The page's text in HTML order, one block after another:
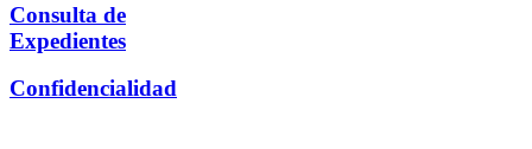
Consulta de
Expedientes
Confidencialidad